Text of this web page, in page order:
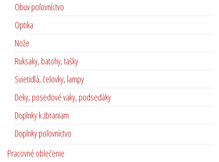
Obuv poľovníctvo
Optika
Nože
Ruksaky, batohy, tašky
Svietidlá, čelovky, lampy
Deky, posedové vaky, podsedáky
Doplnky k zbraniam
Doplnky poľovníctvo
Pracovné oblečenie